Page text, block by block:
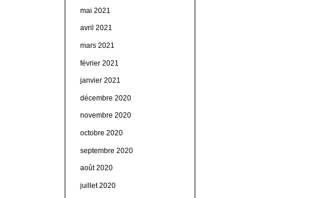
mai 2021
avril 2021
mars 2021
février 2021
janvier 2021
décembre 2020
novembre 2020
octobre 2020
septembre 2020
août 2020
juillet 2020